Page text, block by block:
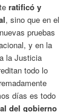
ratificó y
, sino que en el
pruebas
y en la
la Justicia
todo lo
días es todo
del gobierno